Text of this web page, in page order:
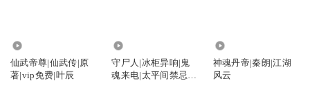
仙武帝尊|仙武传|原
著|vip免费|叶辰
守尸人|冰柜异响|鬼
魂来电|太平间禁忌大
神魂丹帝|秦朗|江湖
风云